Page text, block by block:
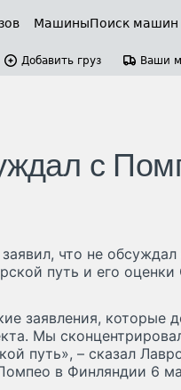
МашиныПоиск машин
Добавить груз Ваши
с
что не
путь и его
заявления, которые
Мы
путь», – сказал
в Финляндии 6